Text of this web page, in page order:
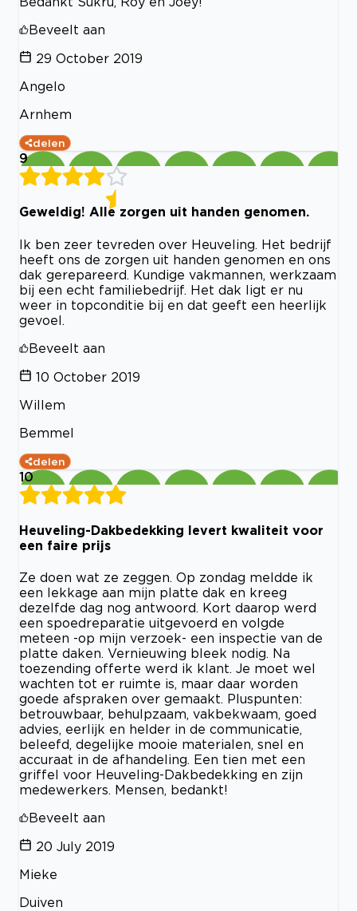
Beveelt aan
29 October 2019
Angelo
Arnhem
delen
9
Geweldig! Alle zorgen uit handen genomen.
Ik ben zeer tevreden over Heuveling. Het bedrijf
heeft ons de zorgen uit handen genomen en ons
dak gerepareerd. Kundige vakmannen, werkzaam
bij een echt familiebedrijf. Het dak ligt er nu
weer in topconditie bij en dat geeft een heerlijk
gevoel.
Beveelt aan
10 October 2019
Willem
Bemmel
delen
10
Heuveling-Dakbedekking levert kwaliteit voor
een faire prijs
Ze doen wat ze zeggen. Op zondag meldde ik
een lekkage aan mijn platte dak en kreeg
dezelfde dag nog antwoord. Kort daarop werd
een spoedreparatie uitgevoerd en volgde
meteen -op mijn verzoek- een inspectie van de
platte daken. Vernieuwing bleek nodig. Na
toezending offerte werd ik klant. Je moet wel
wachten tot er ruimte is, maar daar worden
goede afspraken over gemaakt. Pluspunten:
betrouwbaar, behulpzaam, vakbekwaam, goed
advies, eerlijk en helder in de communicatie,
beleefd, degelijke mooie materialen, snel en
accuraat in de afhandeling. Een tien met een
griffel voor Heuveling-Dakbedekking en zijn
medewerkers. Mensen, bedankt!
Beveelt aan
20 July 2019
Mieke
Duiven